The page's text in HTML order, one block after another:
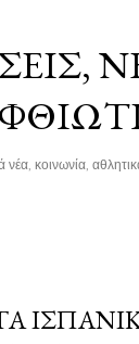
κοινωνία, αθλητικά